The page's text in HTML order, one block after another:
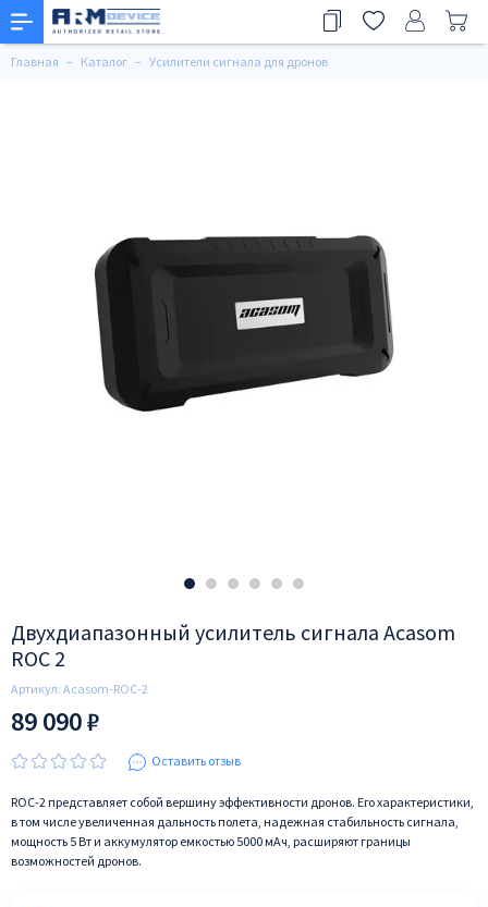
Главная Каталог Усилители сигнала для дронов
Двухдиапазонный усилитель сигнала Acasom
ROC 2
Артикул: Acasom-ROC-2
89 090 ₽
Оставить отзыв
ROC-2 представляет собой вершину эффективности дронов. Его характеристики,
в том числе увеличенная дальность полета, надежная стабильность сигнала,
мощность 5 Вт и аккумулятор емкостью 5000 мАч, расширяют границы
возможностей дронов.